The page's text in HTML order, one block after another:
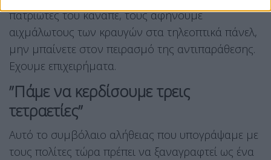
πατριώτες του καναπέ, τους αφήνουμε
αιχμάλωτους των κραυγών στα τηλεοπτικά πάνελ,
μην μπαίνετε στον πειρασμό της αντιπαράθεσης.
Εχουμε επιχειρήματα.
”Πάμε να κερδίσουμε τρεις
τετραετίες”
Αυτό το συμβόλαιο αλήθειας που υπογράψαμε με
τους πολίτες τώρα πρέπει να ξαναγραφτεί ως ένα